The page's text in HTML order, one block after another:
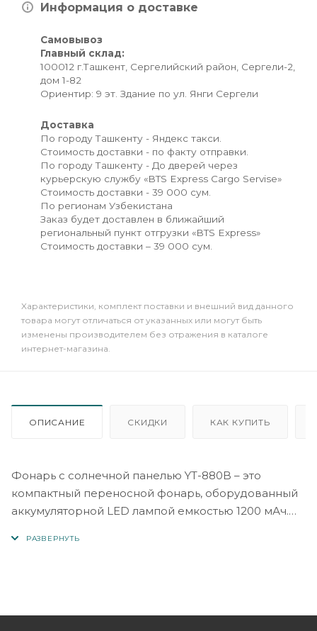
Информация о доставке
Самовывоз
Главный склад:
100012 г.Ташкент, Сергелийский район, Сергели-2,
дом 1-82
Ориентир: 9 эт. Здание по ул. Янги Сергели
Доставка
По городу Ташкенту - Яндекс такси.
Стоимость доставки - по факту отправки.
По городу Ташкенту - До дверей через
курьерскую службу «BTS Express Cargo Servise»
Стоимость доставки - 39 000 сум.
По регионам Узбекистана
Заказ будет доставлен в ближайший
региональный пункт отгрузки «BTS Express»
Стоимость доставки – 39 000 сум.
Xарактеристики, комплект поставки и внешний вид данного
товара могут отличаться от указанных или могут быть
изменены производителем без отражения в каталоге
интернет-магазина.
ОПИСАНИЕ СКИДКИ КАК КУПИТЬ
Фонарь с солнечной панелью YT-880B – это
компактный переносной фонарь, оборудованный
аккумуляторной LED лампой емкостью 1200 мАч.
источникам питания ограничен.